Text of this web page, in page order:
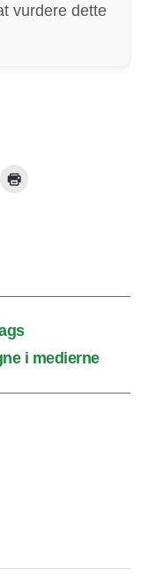
vurdere dette
i medierne